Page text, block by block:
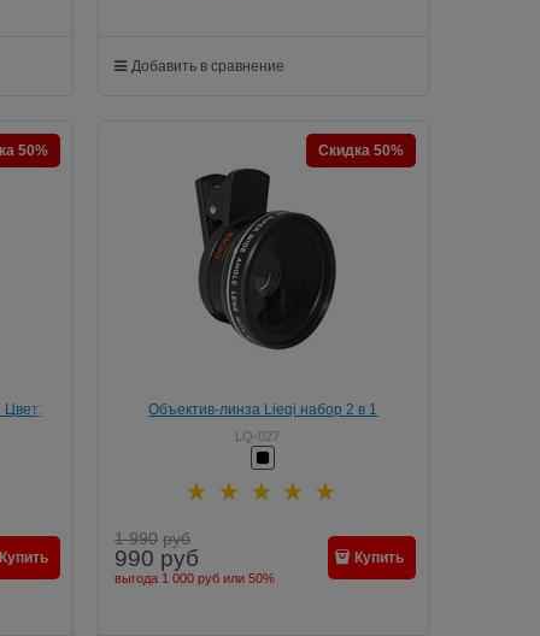
Добавить в сравнение
Цвет:
50%
Купить
Объектив-линза Lieqi набор 2 в 1
Широкоугольный и макро, цвет "чёрный"
(LQ-027)
LQ-027
Скидка 50%
1 990 руб
990 руб
выгода 1 000 рубили 50%
Купить